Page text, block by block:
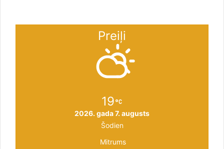
Preiļi
19
2026. gada 7. augusts
Šodien
Mitrums